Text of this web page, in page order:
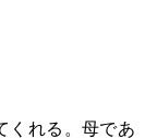
くれる。母であ